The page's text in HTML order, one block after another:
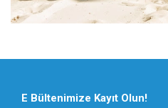
E Bültenimize Kayıt Olun!